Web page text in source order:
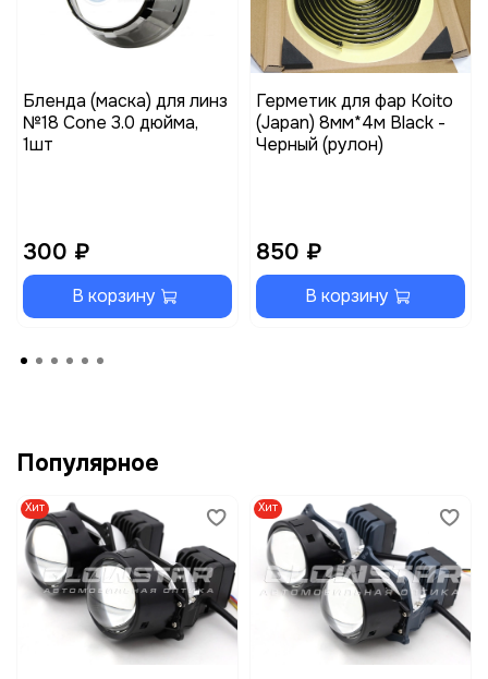
Бленда (маска) для линз
№18 Cone 3.0 дюйма,
1шт
300 ₽
В корзину
Герметик для фар Koito
(Japan) 8мм*4м Black -
Черный (рулон)
850 ₽
В корзину
Популярное
Хит Хит